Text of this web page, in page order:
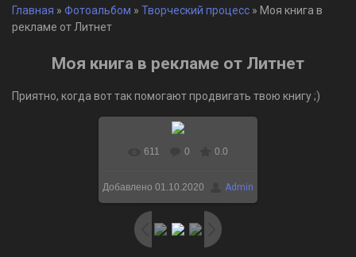
Главная » Фотоальбом » Творческий процесс » Моя книга в
рекламе от Литнет
Моя книга в рекламе от Литнет
Приятно, когда вот так помогают продвигать твою книгу ;)
В реальном размере
1080x1080/ 122.7Kb
611 0 0.0
Добавлено 01.10.2020 Admin